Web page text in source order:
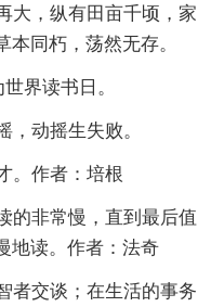
大，纵有田亩千顷，家
同朽，荡然无存。
界读书日。
，动摇生失败。
。作者：培根
的非常慢，直到最后值
地读。作者：法奇
者交谈；在生活的事务